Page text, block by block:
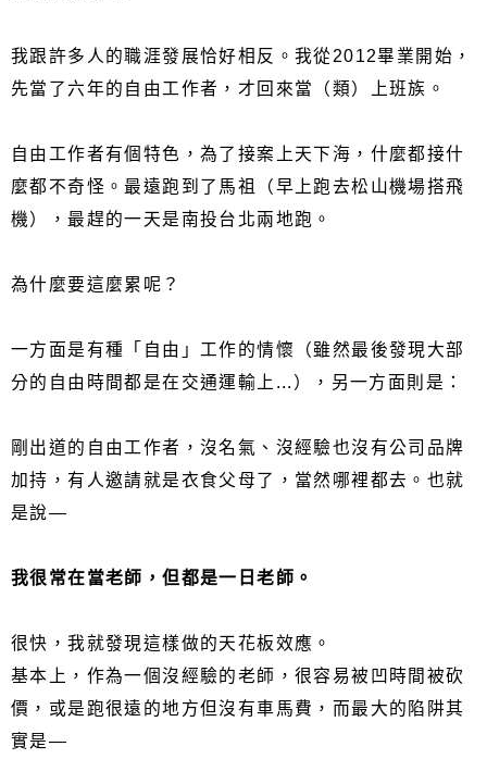
我跟許多人的職涯發展恰好相反。我從2012畢業開始，
先當了六年的自由工作者，才回來當（類）上班族。
自由工作者有個特色，為了接案上天下海，什麼都接什
麼都不奇怪。最遠跑到了馬祖（早上跑去松山機場搭飛
機），最趕的一天是南投台北兩地跑。
為什麼要這麼累呢？
一方面是有種「自由」工作的情懷（雖然最後發現大部
分的自由時間都是在交通運輸上...），另一方面則是：
剛出道的自由工作者，沒名氣、沒經驗也沒有公司品牌
加持，有人邀請就是衣食父母了，當然哪裡都去。也就
是說—
我很常在當老師，但都是一日老師。
很快，我就發現這樣做的天花板效應。
基本上，作為一個沒經驗的老師，很容易被凹時間被砍
價，或是跑很遠的地方但沒有車馬費，而最大的陷阱其
實是—